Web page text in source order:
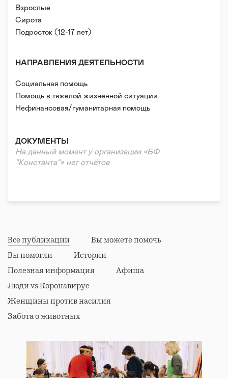
Взрослые
Сирота
Подросток (12-17 лет)
НАПРАВЛЕНИЯ ДЕЯТЕЛЬНОСТИ
Социальная помощь
Помощь в тяжелой жизненной ситуации
Нефинансовая/гуманитарная помощь
Правовая поддержка
Реабилитация и адаптация
ДОКУМЕНТЫ
На данный момент у организации «БФ
"Константа"» нет отчётов
Все публикации
Вы можете помочь
Вы помогли
Истории
Полезная информация
Афиша
Люди vs Коронавирус
Женщины против насилия
Забота о животных